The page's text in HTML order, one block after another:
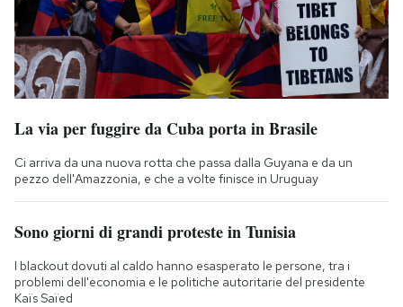
La via per fuggire da Cuba porta in Brasile
Ci arriva da una nuova rotta che passa dalla Guyana e da un
pezzo dell'Amazzonia, e che a volte finisce in Uruguay
Sono giorni di grandi proteste in Tunisia
I blackout dovuti al caldo hanno esasperato le persone, tra i
problemi dell'economia e le politiche autoritarie del presidente
Kaïs Saïed